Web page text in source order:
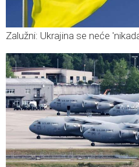
Zalužni: Ukrajina se neće